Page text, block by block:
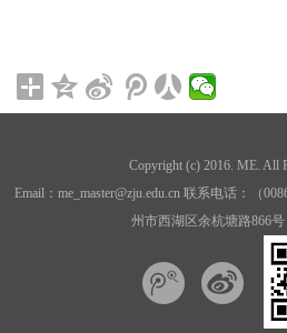
Copyright (c) 2016. ME. All
Email：me_master@zju.edu.cn 联系电话：（
州市西湖区余杭塘路866号